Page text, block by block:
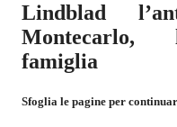
Lindblad
Montecarlo,
famiglia
Sfoglia le pagine per